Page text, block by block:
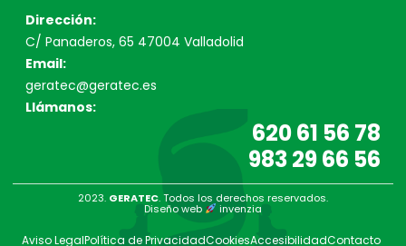
Dirección:
C/ Panaderos, 65 47004 Valladolid
Email:
geratec@geratec.es
Llámanos:
620 61 56 78
983 29 66 56
2023. GERATEC. Todos los derechos reservados.
Diseño web invenzia
Aviso LegalPolítica de PrivacidadCookiesAccesibilidadContacto